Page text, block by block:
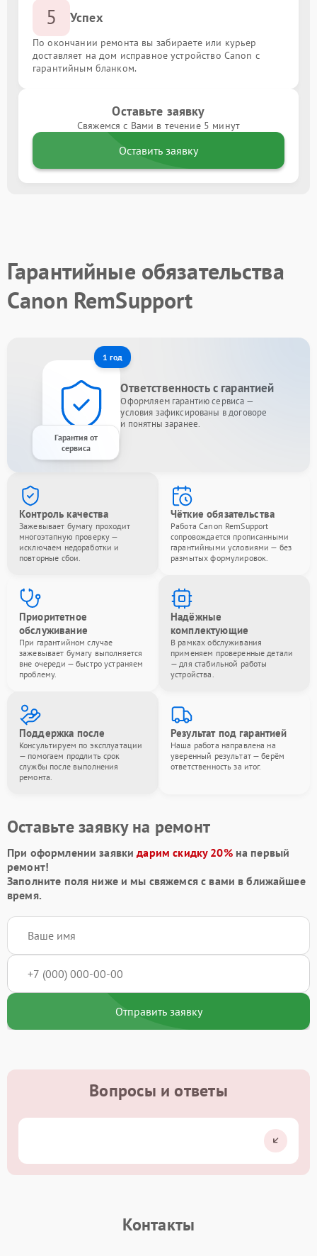
5 Успех
По окончании ремонта вы забираете или курьер
доставляет на дом исправное устройство Canon с
гарантийным бланком.
Оставьте заявку
Свяжемся с Вами в течение 5 минут
Оставить заявку
Гарантийные обязательства
Canon RemSupport
1 год
Гарантия от
сервиса
Ответственность с гарантией
Оформляем гарантию сервиса —
условия зафиксированы в договоре
и понятны заранее.
Контроль качества
Зажевывает бумагу проходит
многоэтапную проверку —
исключаем недоработки и
повторные сбои.
Чёткие обязательства
Работа Canon RemSupport
сопровождается прописанными
гарантийными условиями — без
размытых формулировок.
Приоритетное
обслуживание
При гарантийном случае
зажевывает бумагу выполняется
вне очереди — быстро устраняем
проблему.
Надёжные
комплектующие
В рамках обслуживания
применяем проверенные детали
— для стабильной работы
устройства.
Поддержка после
Консультируем по эксплуатации
— помогаем продлить срок
службы после выполнения
ремонта.
Результат под гарантией
Наша работа направлена на
уверенный результат — берём
ответственность за итог.
Оставьте заявку на ремонт
При оформлении заявкидарим скидку 20%на первый
ремонт!
Заполните поля ниже и мы свяжемся с вами в ближайшее
время.
Отправить заявку
Вопросы и ответы
Контакты